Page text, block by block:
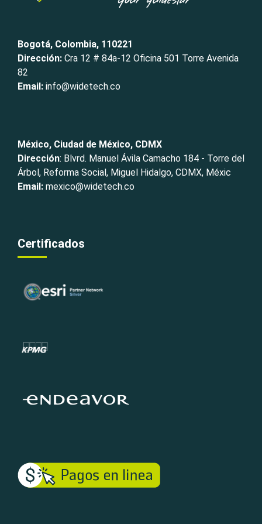
Bogotá, Colombia, 110221
Dirección: Cra 12 # 84a-12 Oficina 501 Torre Avenida
82
Email: info@widetech.co
México, Ciudad de México, CDMX
Dirección: Blvrd. Manuel Ávila Camacho 184 - Torre del
Árbol, Reforma Social, Miguel Hidalgo, CDMX, Méxic
Email: mexico@widetech.co
Certificados